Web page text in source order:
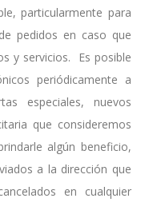
particularmente para
pedidos en caso que
y servicios. Es posible
periódicamente a
especiales, nuevos
que consideremos
algún beneficio,
a la dirección que
en cualquier